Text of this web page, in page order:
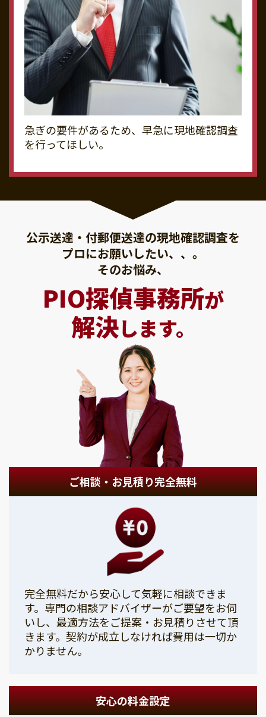
急ぎの要件があるため、早急に現地確認調査
を行ってほしい。
公示送達・付郵便送達の現地確認調査を
プロにお願いしたい、、。
そのお悩み、
PIO探偵事務所が
解決します。
ご相談・お見積り完全無料
完全無料だから安心して気軽に相談できま
す。専門の相談アドバイザーがご要望をお伺
いし、最適方法をご提案・お見積りさせて頂
きます。契約が成立しなければ費用は一切か
かりません。
安心の料金設定